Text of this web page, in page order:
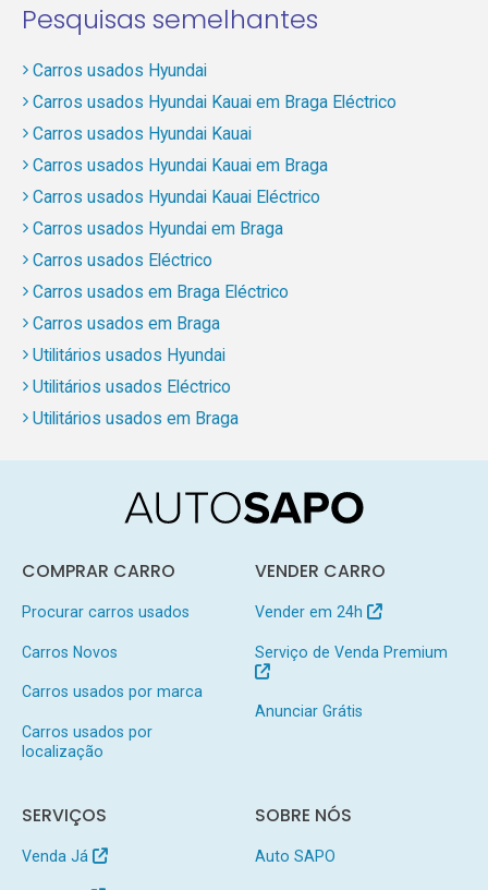
Pesquisas semelhantes
Carros usados Hyundai
Carros usados Hyundai Kauai em Braga Eléctrico
Carros usados Hyundai Kauai
Carros usados Hyundai Kauai em Braga
Carros usados Hyundai Kauai Eléctrico
Carros usados Hyundai em Braga
Carros usados Eléctrico
Carros usados em Braga Eléctrico
Carros usados em Braga
Utilitários usados Hyundai
Utilitários usados Eléctrico
Utilitários usados em Braga
COMPRAR CARRO
Procurar carros usados
Carros Novos
Carros usados por marca
Carros usados por
localização
VENDER CARRO
Vender em 24h
Serviço de Venda Premium
Anunciar Grátis
SERVIÇOS
Venda Já
SOBRE NÓS
Auto SAPO